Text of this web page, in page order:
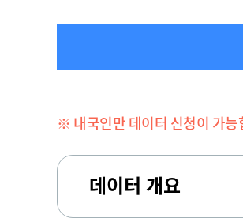
※ 내국인만 데이터 신청이 가능
데이터 개요